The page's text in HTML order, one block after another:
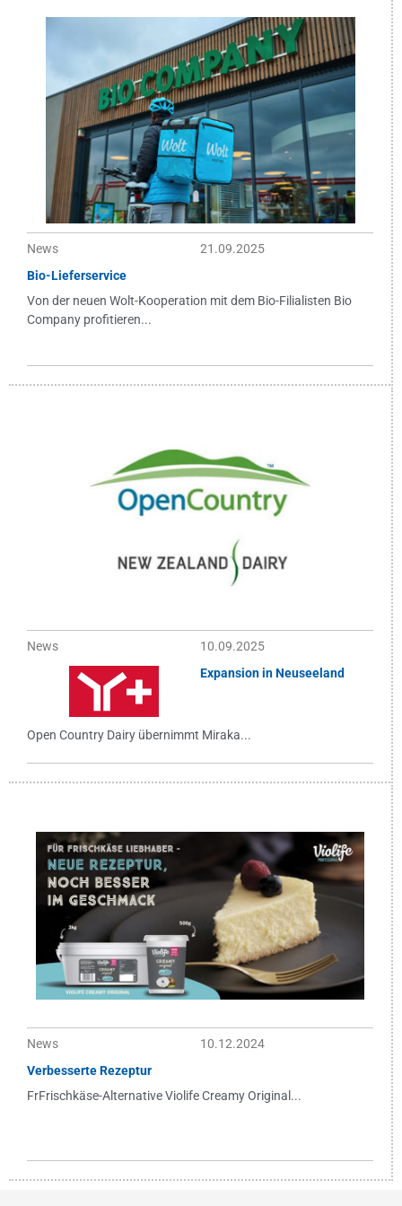
News
21.09.2025
Bio-Lieferservice
Von der neuen Wolt-Kooperation mit dem Bio-Filialisten Bio
Company profitieren...
News
10.09.2025
Expansion in Neuseeland
Open Country Dairy übernimmt Miraka...
News
10.12.2024
Verbesserte Rezeptur
FrFrischkäse-Alternative Violife Creamy Original...